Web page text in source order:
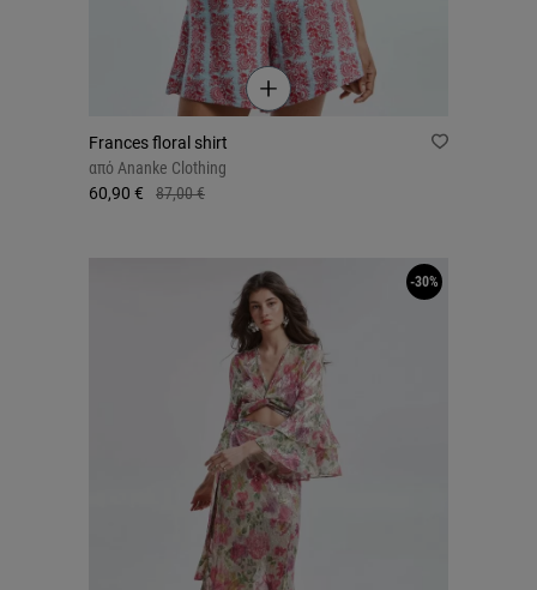
Frances floral shirt
απόAnanke Clothing
60,90 €
87,00 €
-30%